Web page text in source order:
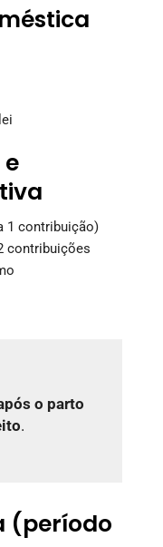
1 contribuição)
contribuições
o parto
.
(período